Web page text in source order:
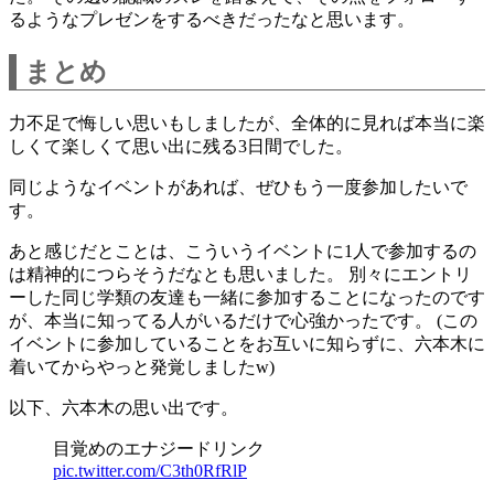
るようなプレゼンをするべきだったなと思います。
まとめ
力不足で悔しい思いもしましたが、全体的に見れば本当に楽
しくて楽しくて思い出に残る3日間でした。
同じようなイベントがあれば、ぜひもう一度参加したいで
す。
あと感じだとことは、こういうイベントに1人で参加するの
は精神的につらそうだなとも思いました。 別々にエントリ
ーした同じ学類の友達も一緒に参加することになったのです
が、本当に知ってる人がいるだけで心強かったです。 (この
イベントに参加していることをお互いに知らずに、六本木に
着いてからやっと発覚しましたw)
以下、六本木の思い出です。
目覚めのエナジードリンク
pic.twitter.com/C3th0RfRlP